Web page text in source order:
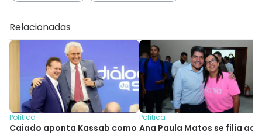
Relacionadas
Política
Caiado aponta Kassab como
Política
Ana Paula Matos se filia ao